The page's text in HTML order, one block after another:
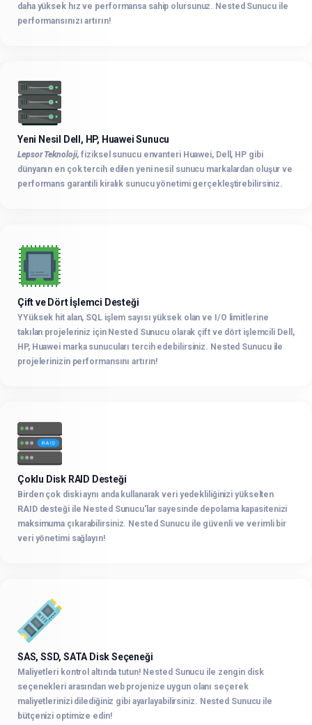
daha yüksek hız ve performansa sahip olursunuz. Nested Sunucu ile
performansınızı artırın!
Yeni Nesil Dell, HP, Huawei Sunucu
Lepsor Teknoloji, fiziksel sunucu envanteri Huawei, Dell, HP gibi
dünyanın en çok tercih edilen yeni nesil sunucu markalardan oluşur ve
performans garantili kiralık sunucu yönetimi gerçekleştirebilirsiniz.
Çift ve Dört İşlemci Desteği
YYüksek hit alan, SQL işlem sayısı yüksek olan ve I/O limitlerine
takılan projeleriniz için Nested Sunucu olarak çift ve dört işlemcili Dell,
HP, Huawei marka sunucuları tercih edebilirsiniz. Nested Sunucu ile
projelerinizin performansını artırın!
Çoklu Disk RAID Desteği
Birden çok diski aynı anda kullanarak veri yedekliliğinizi yükselten
RAID desteği ile Nested Sunucu'lar sayesinde depolama kapasitenizi
maksimuma çıkarabilirsiniz. Nested Sunucu ile güvenli ve verimli bir
veri yönetimi sağlayın!
SAS, SSD, SATA Disk Seçeneği
Maliyetleri kontrol altında tutun! Nested Sunucu ile zengin disk
seçenekleri arasından web projenize uygun olanı seçerek
maliyetlerinizi dilediğiniz gibi ayarlayabilirsiniz. Nested Sunucu ile
bütçenizi optimize edin!